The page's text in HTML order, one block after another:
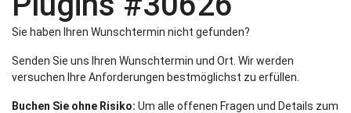
Sie haben Ihren Wunschtermin nicht gefunden?
Senden Sie uns Ihren Wunschtermin und Ort. Wir werden
versuchen Ihre Anforderungen bestmöglichst zu erfüllen.
Buchen Sie ohne Risiko: Um alle offenen Fragen und Details zum